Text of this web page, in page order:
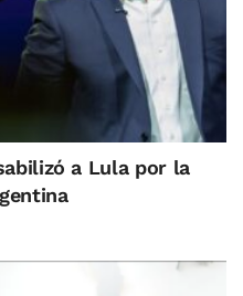
a Lula por la